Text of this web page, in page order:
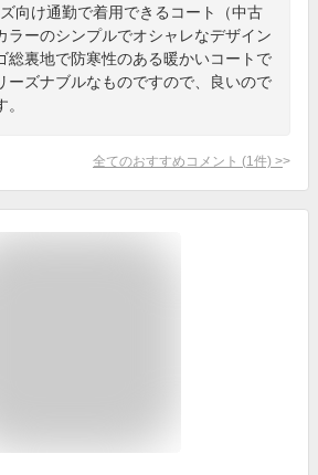
向け通勤で着用できるコート（中古
ラーのシンプルでオシャレなデザイン
総裏地で防寒性のある暖かいコートで
ーズナブルなものですので、良いので
全てのおすすめコメント (1 件) >